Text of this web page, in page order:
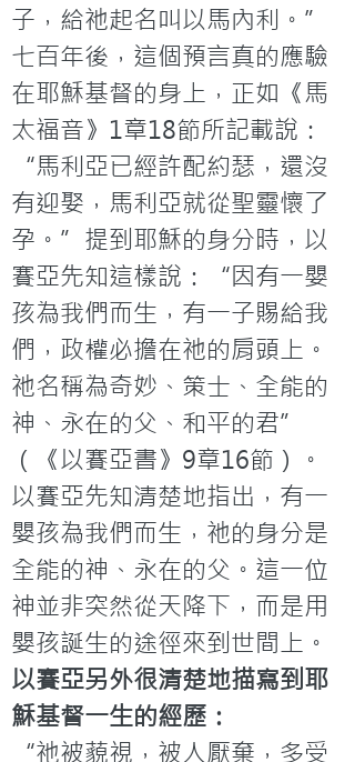
子，給祂起名叫以馬內利。”
七百年後，這個預言真的應驗
在耶穌基督的身上，正如《馬
太福音》1章18節所記載說：
“馬利亞已經許配約瑟，還沒
有迎娶，馬利亞就從聖靈懷了
孕。”提到耶穌的身分時，以
賽亞先知這樣說：“因有一嬰
孩為我們而生，有一子賜給我
們，政權必擔在祂的肩頭上。
祂名稱為奇妙、策士、全能的
神、永在的父、和平的君”
（《以賽亞書》9章16節）。
以賽亞先知清楚地指出，有一
嬰孩為我們而生，祂的身分是
全能的神、永在的父。這一位
神並非突然從天降下，而是用
嬰孩誕生的途徑來到世間上。
以賽亞另外很清楚地描寫到耶
穌基督一生的經歷：
“祂被藐視，被人厭棄，多受